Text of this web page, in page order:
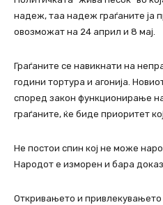
надеж, таа надеж граѓаните ја
овозможат на 24 април и 8 мај.
Граѓаните се навикнати на
години тортура и агонија.
според закон функционирање
граѓаните, ќе биде приоритет
Не постои спин кој не може
Народот е изморен и бара
Откривањето и